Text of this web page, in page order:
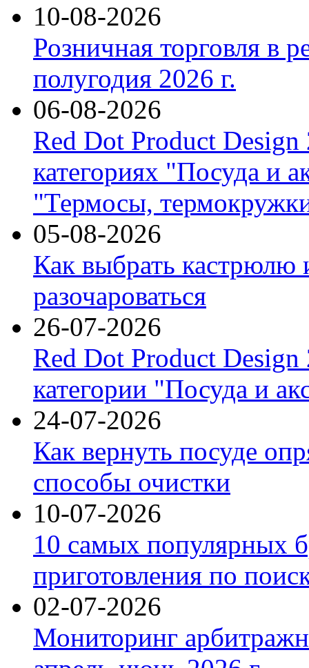
10-08-2026
Розничная торговля в
полугодия 2026 г.
06-08-2026
Red Dot Product Design
категориях "Посуда и
"Термосы,
05-08-2026
Как выбрать кастрюлю
разочароваться
26-07-2026
Red Dot Product Design
категории "Посуда и
24-07-2026
Как вернуть посуде
способы очистки
10-07-2026
10 самых популярных
приготовления по
02-07-2026
Мониторинг